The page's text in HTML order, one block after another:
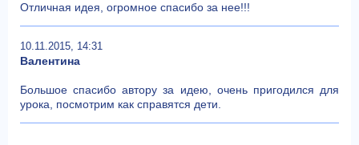
Отличная идея, огромное спасибо за нее!!!
10.11.2015, 14:31
Валентина
Большое спасибо автору за идею, очень пригодился для
урока, посмотрим как справятся дети.